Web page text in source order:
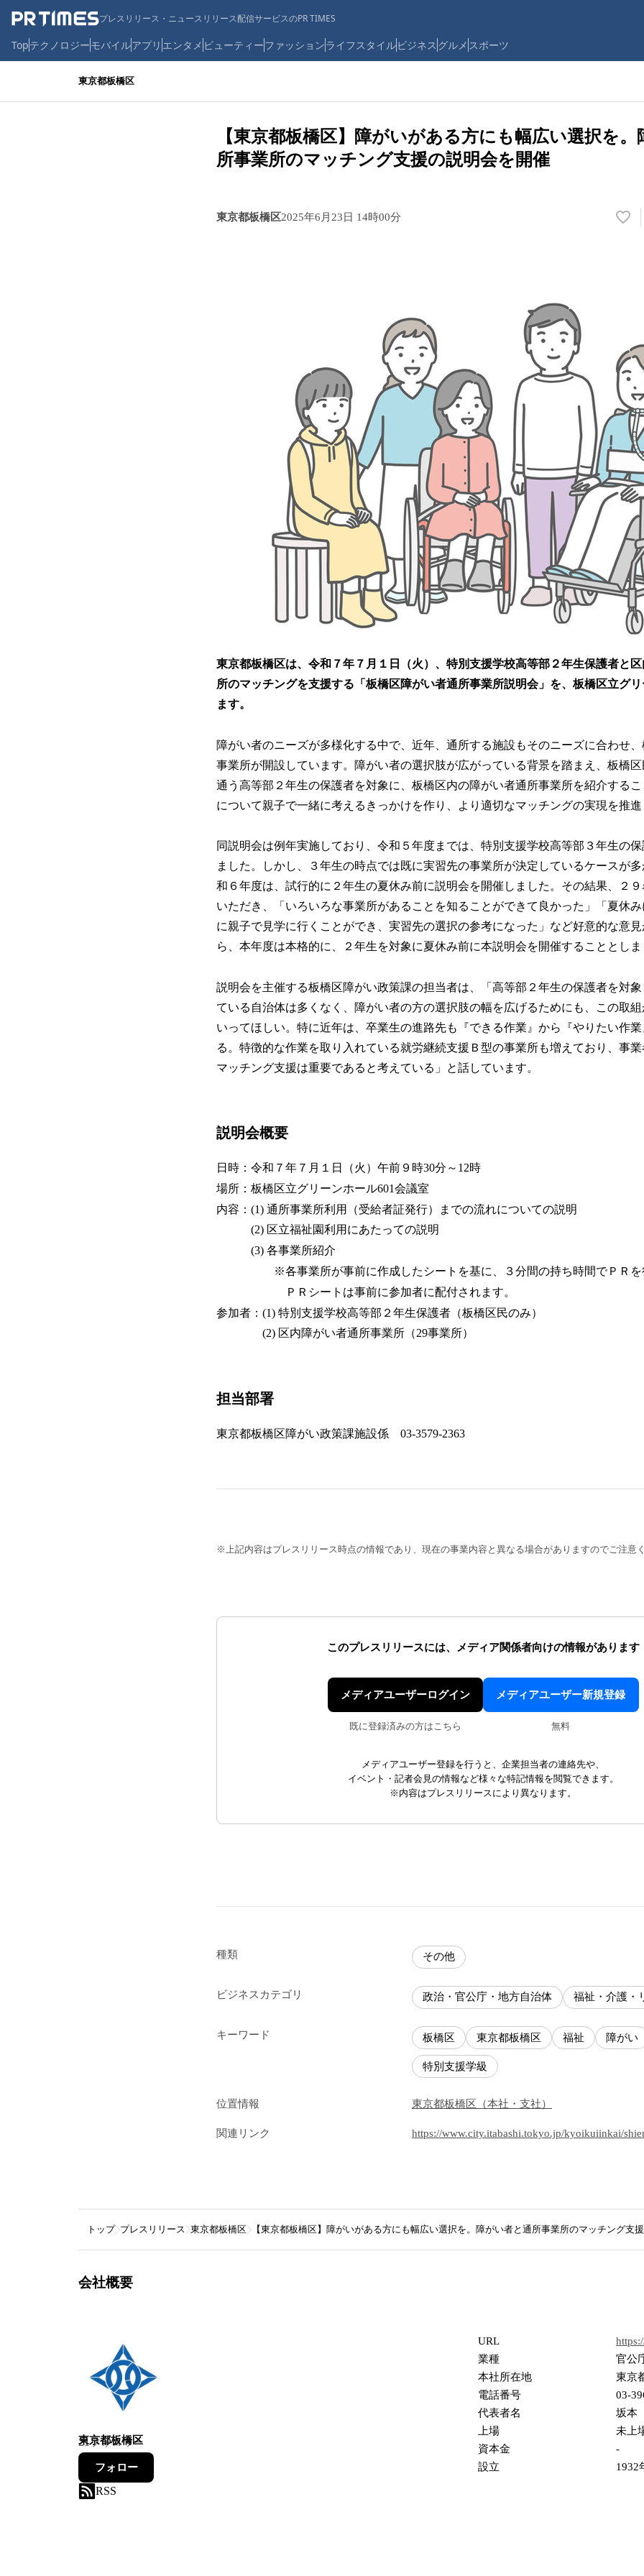
プレスリリース・ニュースリリース配信サービスのPR TIMES
Topテクノロジーモバイルアプリ エンタメ ビューティーファッションライフスタイルビジネス グルメ スポーツ
東京都板橋区
【東京都板橋区】障がいがある方にも幅広い選択を。
所事業所のマッチング支援の説明会を開催
東京都板橋区2025年6月23日 14時00分
い
込
み
中
で
す
東京都板橋区は、令和７年７月１日（火）、特別支援学校高等部２年生保護者と
所のマッチングを支援する「板橋区障がい者通所事業所説明会」を、板橋区立グ
ます。
障がい者のニーズが多様化する中で、近年、通所する施設もそのニーズに合わせ
事業所が開設しています。障がい者の選択肢が広がっている背景を踏まえ、板橋
通う高等部２年生の保護者を対象に、板橋区内の障がい者通所事業所を紹介する
について親子で一緒に考えるきっかけを作り、より適切なマッチングの実現を推進
同説明会は例年実施しており、令和５年度までは、特別支援学校高等部３年生の
ました。しかし、３年生の時点では既に実習先の事業所が決定しているケースが
和６年度は、試行的に２年生の夏休み前に説明会を開催しました。その結果、２
いただき、「いろいろな事業所があることを知ることができて良かった」「夏休
に親子で見学に行くことができ、実習先の選択の参考になった」など好意的な意
ら、本年度は本格的に、２年生を対象に夏休み前に本説明会を開催することとしま
説明会を主催する板橋区障がい政策課の担当者は、「高等部２年生の保護者を対
ている自治体は多くなく、障がい者の方の選択肢の幅を広げるためにも、この取
いってほしい。特に近年は、卒業生の進路先も『できる作業』から『やりたい作
る。特徴的な作業を取り入れている就労継続支援Ｂ型の事業所も増えており、事
マッチング支援は重要であると考えている」と話しています。
説明会概要
日時：令和７年７月１日（火）午前９時30分～12時
場所：板橋区立グリーンホール601会議室
内容：(1) 通所事業所利用（受給者証発行）までの流れについての説明
(2) 区立福祉園利用にあたっての説明
(3) 各事業所紹介
※各事業所が事前に作成したシートを基に、３分間の持ち時間でＰＲを
ＰＲシートは事前に参加者に配付されます。
参加者：(1) 特別支援学校高等部２年生保護者（板橋区民のみ）
(2) 区内障がい者通所事業所（29事業所）
担当部署
東京都板橋区障がい政策課施設係 03-3579-2363
※上記内容はプレスリリース時点の情報であり、現在の事業内容と異なる場合がありますのでご注意く
このプレスリリースには、 メディア関係者向けの情報があります
メディアユーザーログイン
既に登録済みの方はこちら
メディアユーザー新規登録
無料
メディアユーザー登録を行うと、企業担当者の連絡先や、
イベント・記者会見の情報など様々な特記情報を閲覧できます。
※内容はプレスリリースにより異なります。
種類 その他
ビジネスカテゴリ 政治・官公庁・地方自治体 福祉・介護・
キーワード 板橋区 東京都板橋区 福祉 障がい
特別支援学級
位置情報 東京都板橋区 （本社・支社）
関連リンク https://www.city.itabashi.tokyo.jp/kyoikuiinkai/
トップ プレスリリース 東京都板橋区 【東京都板橋区】障がいがある方にも幅広い選択を。障がい者と通所事業所のマッチング支
会社概要
東京都板橋区
21フォロワー
フォロー
RSS
URL
業種
官公
本社所在地
東京
電話番号
03-
代表者名
坂本
上場
未上
資本金
-
設立
1932